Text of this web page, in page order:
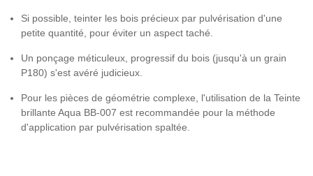
Si possible, teinter les bois précieux par pulvérisation d'une
petite quantité, pour éviter un aspect taché.
Un ponçage méticuleux, progressif du bois (jusqu'à un grain
P180) s'est avéré judicieux.
Pour les pièces de géométrie complexe, l'utilisation de la Teinte
brillante Aqua BB-007 est recommandée pour la méthode
d'application par pulvérisation spaltée.